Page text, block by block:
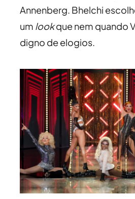
Annenberg. Bhelchi
um lookque nem quando
digno de elogios.